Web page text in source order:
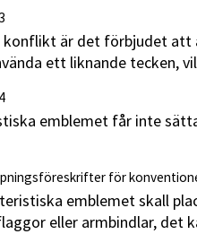
konflikt är det förbjudet att
ett liknande tecken,
emblemet får inte
för
emblemet skall
eller armbindlar, det